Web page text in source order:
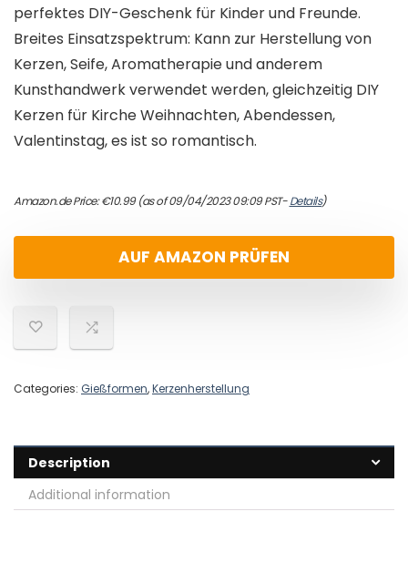
perfektes DIY-Geschenk für Kinder und Freunde.
Breites Einsatzspektrum: Kann zur Herstellung von
Kerzen, Seife, Aromatherapie und anderem
Kunsthandwerk verwendet werden, gleichzeitig DIY
Kerzen für Kirche Weihnachten, Abendessen,
Valentinstag, es ist so romantisch.
Amazon.de Price:€10.99(as of 09/04/2023 09:09 PST-Details)
AUF AMAZON PRÜFEN
Categories: Gießformen,Kerzenherstellung
Description
Additional information